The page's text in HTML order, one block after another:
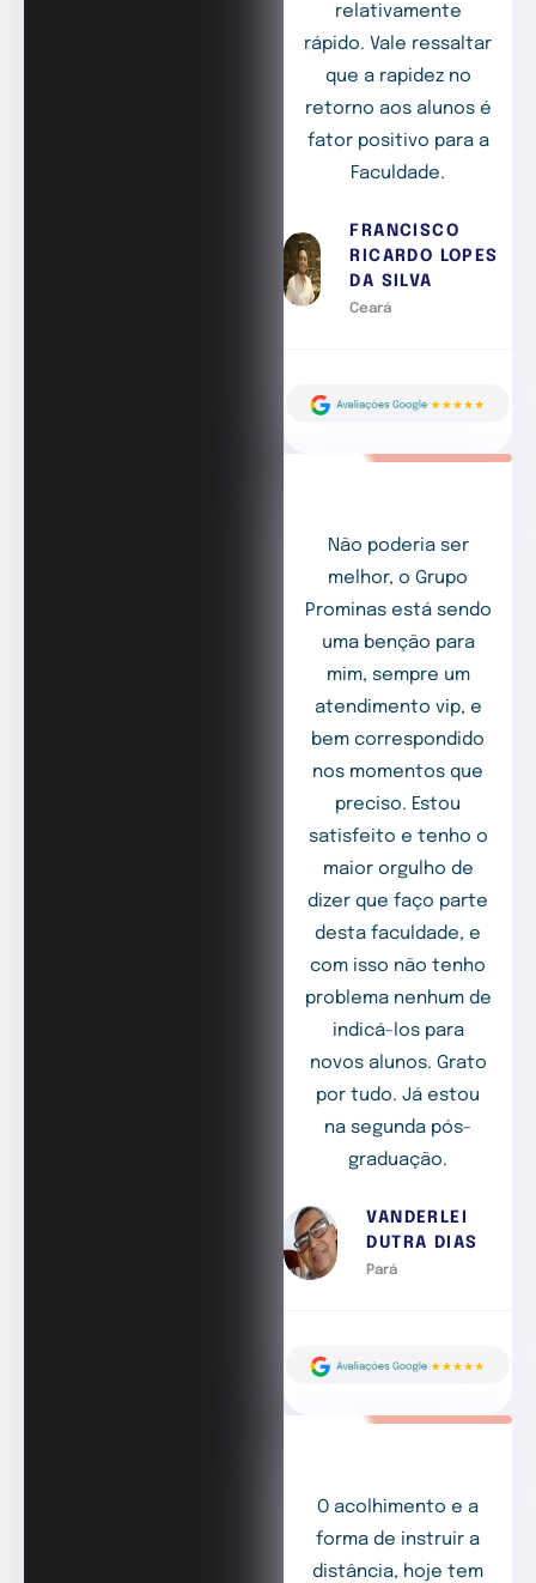
relativamente
rápido. Vale ressaltar
que a rapidez no
retorno aos alunos é
fator positivo para a
Faculdade.
FRANCISCO
RICARDO LOPES
DA SILVA
Ceará
Não poderia ser
melhor, o Grupo
Prominas está sendo
uma benção para
mim, sempre um
atendimento vip, e
bem correspondido
nos momentos que
preciso. Estou
satisfeito e tenho o
maior orgulho de
dizer que faço parte
desta faculdade, e
com isso não tenho
problema nenhum de
indicá-los para
novos alunos. Grato
por tudo. Já estou
na segunda pós-
graduação.
VANDERLEI
DUTRA DIAS
Pará
O acolhimento e a
forma de instruir a
distância, hoje tem